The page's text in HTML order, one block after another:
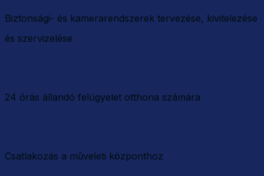
Biztonsági- és kamerarendszerek tervezése, kivitelezése
és szervizelése
24 órás állandó felügyelet otthona számára
Csatlakozás a műveleti központhoz